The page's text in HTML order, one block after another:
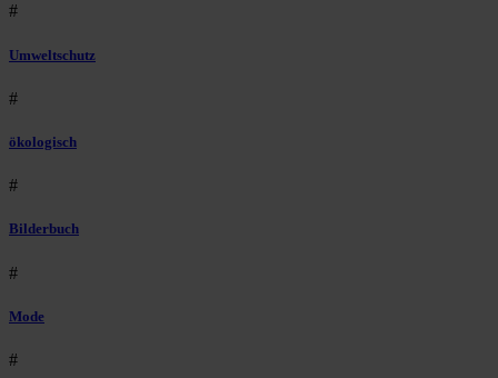
#
Umweltschutz
#
ökologisch
#
Bilderbuch
#
Mode
#